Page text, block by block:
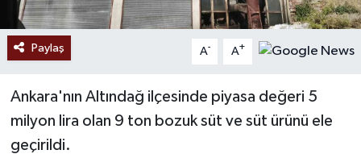
Paylaş A- A+
Ankara'nın Altındağ ilçesinde piyasa değeri 5
milyon lira olan 9 ton bozuk süt ve süt ürünü ele
geçirildi.